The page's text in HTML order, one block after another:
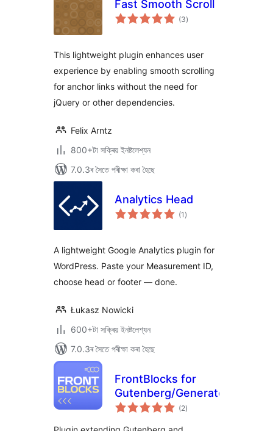
Fast Smooth Scroll
(3টা
মুঠ)
This lightweight plugin enhances user
experience by enabling smooth scrolling
for anchor links without the need for
jQuery or other dependencies.
Felix Arntz
800+টা সক্ৰিয় ইনষ্টলেশ্যন
7.0.3ৰ সৈতে পৰীক্ষা কৰা হৈছে
Analytics Head
(1 টা
মুঠ)
A lightweight Google Analytics plugin for
WordPress. Paste your Measurement ID,
choose head or footer — done.
Łukasz Nowicki
600+টা সক্ৰিয় ইনষ্টলেশ্যন
7.0.3ৰ সৈতে পৰীক্ষা কৰা হৈছে
FrontBlocks for
Gutenberg/GeneratePress
(2টা
মুঠ)